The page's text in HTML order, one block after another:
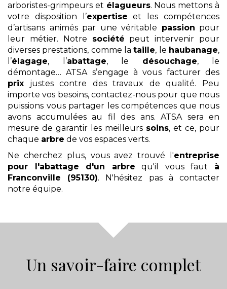
arboristes-grimpeurs et élagueurs. Nous mettons à
votre disposition l’expertise et les compétences
d’artisans animés par une véritable passion pour
leur métier. Notre société peut intervenir pour
diverses prestations, comme lataille, le haubanage,
l’élagage, l’abattage, le désouchage, le
démontage… ATSA s’engage à vous facturer des
prix justes contre des travaux de qualité. Peu
importe vos besoins, contactez-nous pour que nous
puissions vous partager les compétences que nous
avons accumulées au fil des ans. ATSA sera en
mesure de garantir les meilleurs soins, et ce, pour
chaque arbre de vos espaces verts.
Ne cherchez plus, vous avez trouvé l'entreprise
pour l'abattage d'un arbre qu'il vous faut à
Franconville (95130). N'hésitez pas à contacter
notre équipe.
Un savoir-faire complet